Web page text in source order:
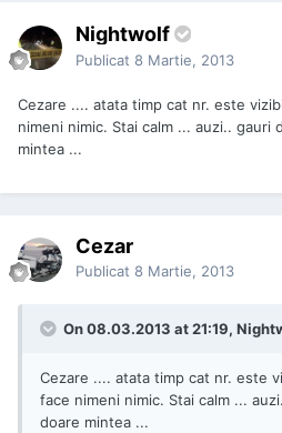
Nightwolf
Publicat 8 Martie, 2013
Cezare .... atata timp cat nr. este
nimeni nimic. Stai calm ... auzi.. gauri
mintea ...
Cezar
Publicat 8 Martie, 2013
On 08.03.2013 at 21:19,
Cezare .... atata timp cat nr. este
face nimeni nimic. Stai calm ...
doare mintea ...